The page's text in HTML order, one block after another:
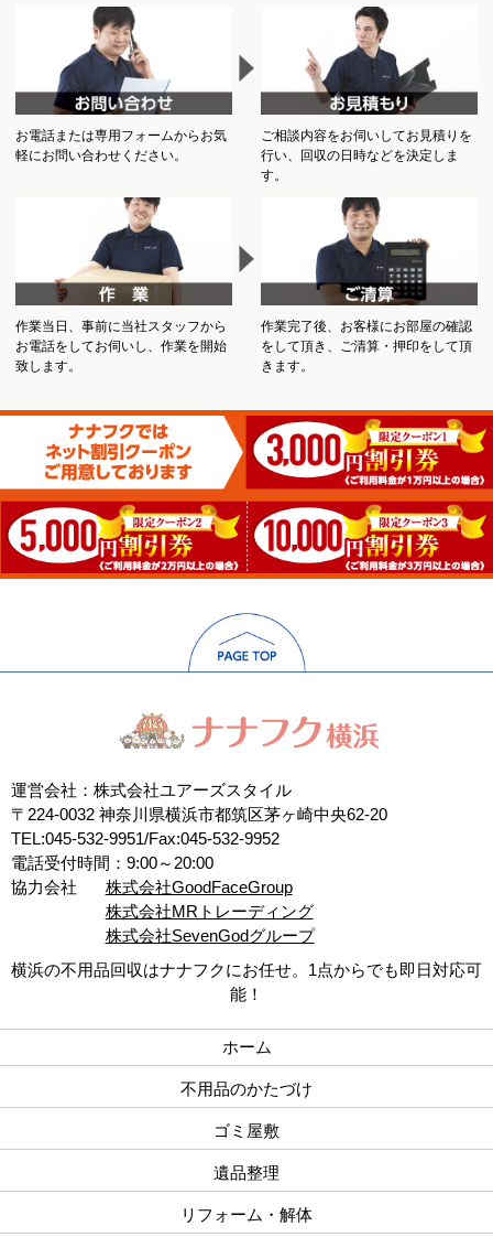
お電話または専用フォームからお気
軽にお問い合わせください。
ご相談内容をお伺いしてお見積りを
行い、回収の日時などを決定しま
す。
作業当日、事前に当社スタッフから
お電話をしてお伺いし、作業を開始
致します。
作業完了後、お客様にお部屋の確認
をして頂き、ご清算・押印をして頂
きます。
運営会社：株式会社ユアーズスタイル
〒224-0032 神奈川県横浜市都筑区茅ヶ崎中央62-20
TEL:045-532-9951/Fax:045-532-9952
電話受付時間：9:00～20:00
協力会社
株式会社GoodFaceGroup
株式会社MRトレーディング
株式会社SevenGodグループ
横浜の不用品回収はナナフクにお任せ。1点からでも即日対応可
能！
ホーム
不用品のかたづけ
ゴミ屋敷
遺品整理
リフォーム・解体